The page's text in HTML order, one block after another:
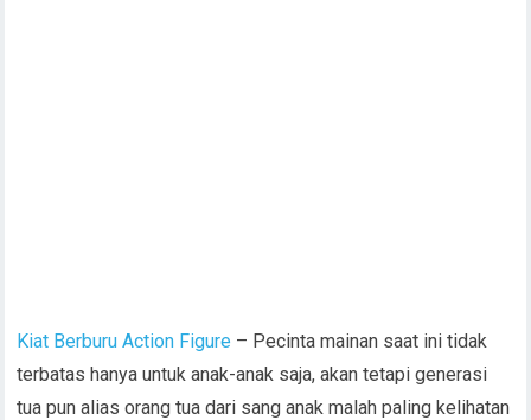
Kiat Berburu Action Figure – Pecinta mainan saat ini tidak
terbatas hanya untuk anak-anak saja, akan tetapi generasi
tua pun alias orang tua dari sang anak malah paling kelihatan